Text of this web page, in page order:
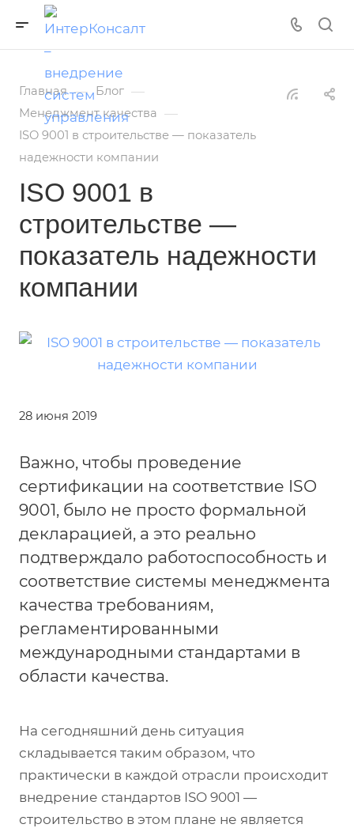
Главная — Блог —
Менеджмент качества —
ISO 9001 в строительстве — показатель
надежности компании
ISO 9001 в
строительстве —
показатель надежности
компании
28 июня 2019
Важно, чтобы проведение
сертификации на соответствие ISO
9001, было не просто формальной
декларацией, а это реально
подтверждало работоспособность и
соответствие системы менеджмента
качества требованиям,
регламентированными
международными стандартами в
области качества.
На сегодняшний день ситуация
складывается таким образом, что
практически в каждой отрасли происходит
внедрение стандартов ISO 9001 —
строительство в этом плане не является